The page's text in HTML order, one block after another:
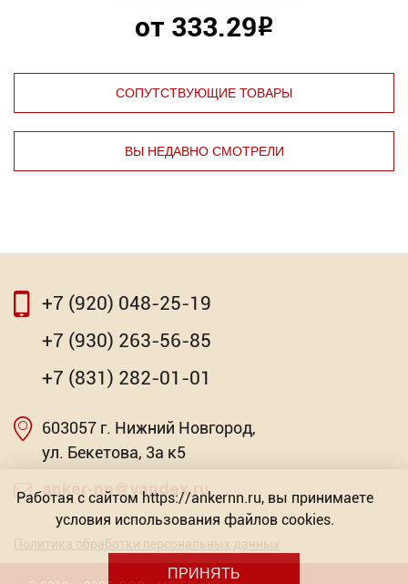
от 333.29Р
СОПУТСТВУЮЩИЕ ТОВАРЫ
⇦
Рукоятка для валиков
от 333.29
⇨
ВЫ НЕДАВНО СМОТРЕЛИ
⇦
Насадка для МФИ ЗУБР DIAMOND керамика,
мрамор, стекло
Торговых предложений: 2
от 603.57Р
+7 (920) 048-25-19
+7 (930) 263-56-85
+7 (831) 282-01-01
603057 г. Нижний Новгород,
ул. Бекетова, 3а к5
anker-nn@yandex.ru
Политика обработки персональных данных
Работая с сайтом https://ankernn.ru, вы принимаете
условия использования файлов cookies.
ПРИНЯТЬ